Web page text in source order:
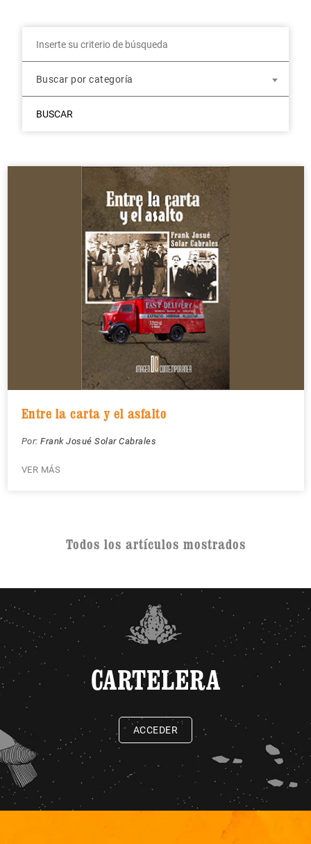
Buscar por categoría
BUSCAR
Entre la carta y el asfalto
Por: Frank Josué Solar Cabrales
VER MÁS
Todos los artículos mostrados
CARTELERA
ACCEDER